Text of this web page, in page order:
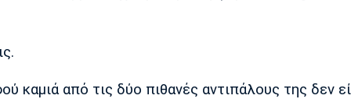
καμιά από τις δύο πιθανές αντιπάλους της δεν